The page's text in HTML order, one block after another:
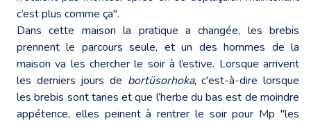
c’est plus comme ça".
Dans cette maison la pratique a changée, les brebis
prennent le parcours seule, et un des hommes de la
maison va les chercher le soir à l’estive. Lorsque arrivent
les derniers jours de bortüsorhoka, c'est-à-dire lorsque
les brebis sont taries et que l’herbe du bas est de moindre
appétence, elles peinent à rentrer le soir pour Mp "les